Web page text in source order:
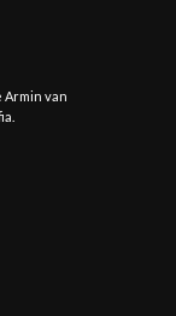
Armin van